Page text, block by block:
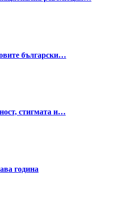
български…
стигмата и…
година